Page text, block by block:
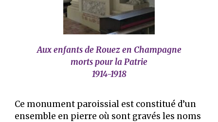
Aux enfants de Rouez en Champagne
morts pour la Patrie
1914-1918
Ce monument paroissial est constitué d’un
ensemble en pierre où sont gravés les noms